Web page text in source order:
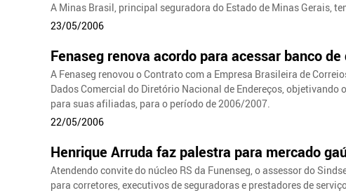
A Minas Brasil, principal seguradora do Estado de Minas Gerais,
23/05/2006
Fenaseg renova acordo para acessar banco
A Fenaseg renovou o Contrato com a Empresa Brasileira de
Dados Comercial do Diretório Nacional de Endereços,
para suas afiliadas, para o período de 2006/2007.
22/05/2006
Henrique Arruda faz palestra para mercado
Atendendo convite do núcleo RS da Funenseg, o assessor do
para corretores, executivos de seguradoras e prestadores de